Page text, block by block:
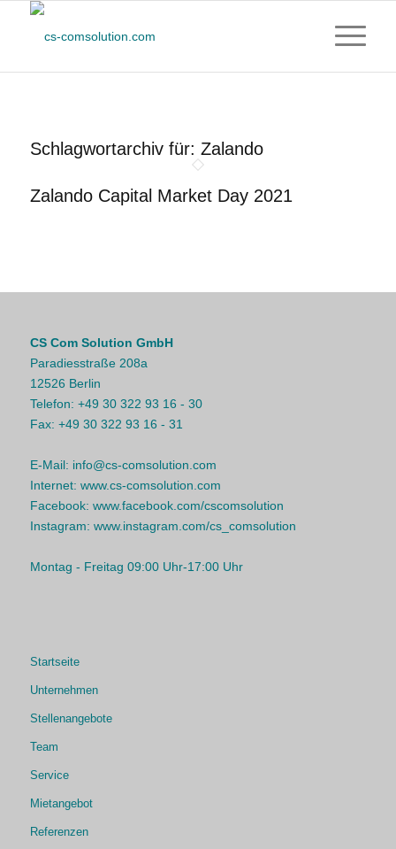
Schlagwortarchiv für: Zalando
Zalando Capital Market Day 2021
CS Com Solution GmbH
Paradiesstraße 208a
12526 Berlin
Telefon: +49 30 322 93 16 - 30
Fax: +49 30 322 93 16 - 31
E-Mail: info@cs-comsolution.com
Internet: www.cs-comsolution.com
Facebook: www.facebook.com/cscomsolution
Instagram: www.instagram.com/cs_comsolution
Montag - Freitag 09:00 Uhr-17:00 Uhr
Startseite
Unternehmen
Stellenangebote
Team
Service
Mietangebot
Referenzen